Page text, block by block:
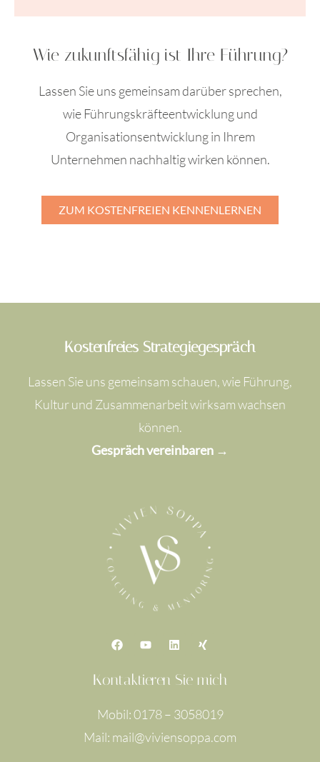
Wie zukunftsfähig ist Ihre Führung?
Lassen Sie uns gemeinsam darüber sprechen,
wie Führungskräfteentwicklung und
Organisationsentwicklung in Ihrem
Unternehmen nachhaltig wirken können.
ZUM KOSTENFREIEN KENNENLERNEN
Kostenfreies Strategiegespräch
Lassen Sie uns gemeinsam schauen, wie Führung,
Kultur und Zusammenarbeit wirksam wachsen
können.
Gespräch vereinbaren →
F
a
b
k
Y
o
u
L
i
k
e
n
X
i
Kontaktieren Sie mich
Mobil: 0178 – 3058019
Mail: mail@viviensoppa.com